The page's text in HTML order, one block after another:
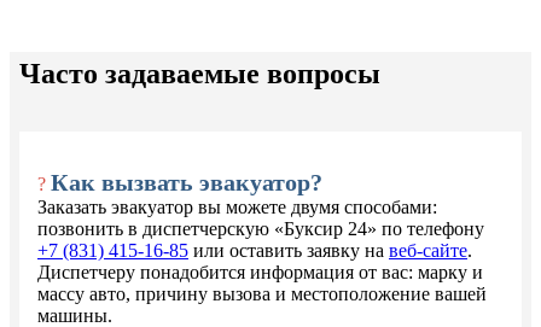
Часто задаваемые вопросы
? Как вызвать эвакуатор?
Заказать эвакуатор вы можете двумя способами:
позвонить в диспетчерскую «Буксир 24» по телефону
+7 (831) 415-16-85или оставить заявку на веб-сайте.
Диспетчеру понадобится информация от вас: марку и
массу авто, причину вызова и местоположение вашей
машины.